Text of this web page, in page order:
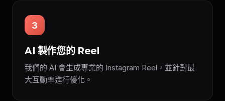
3
AI 製作您的 Reel
我們的 AI 會生成專業的 Instagram Reel，並針對最
大互動率進行優化。